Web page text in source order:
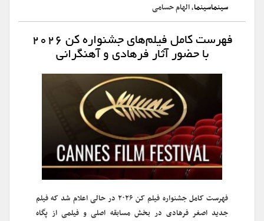
سینماسینما، الهام حسامی
فهرست کامل فیلم‌های جشنواره کن ۲۰۲۶
با حضور آثار فرهادی و آهنگرانی
فهرست کامل جشنواره فیلم کن ۲۰۲۶ در حالی اعلام شد که فیلم
جدید اصغر فرهادی در بخش مسابقه اصلی و فیلمی از پگاه